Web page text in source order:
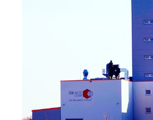
Prilling technology at Gala
Mikrokugeln für Instant-
A Leap Forward to Shaping
Microencapsulation and
Drip Casting Technologies